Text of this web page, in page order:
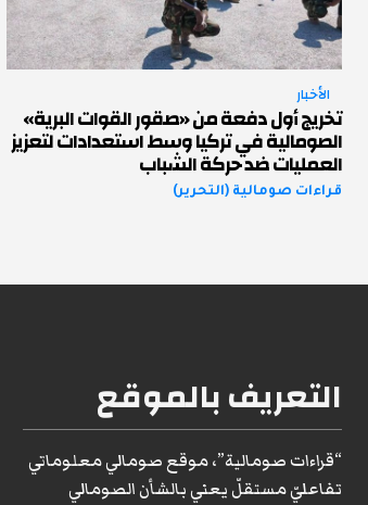
الأخبار
تخريج أول دفعة من «صقور القوات البرية»
الصومالية في تركيا وسط استعدادات لتعزيز
العمليات ضد حركة الشباب
قراءات صومالية (التحرير)
التعريف بالموقع
“قراءات صومالية”، موقع صومالي معلوماتي
تفاعليّ مستقلّ يعني بالشأن الصومالي